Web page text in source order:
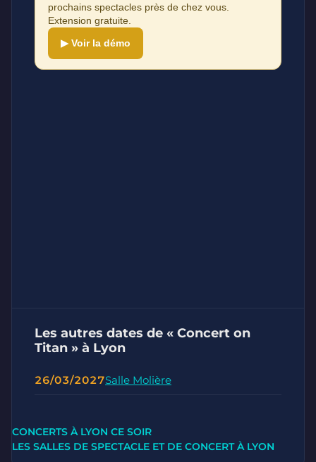
prochains spectacles près de chez vous.
Extension gratuite.
▶ Voir la démo
Les autres dates de « Concert on
Titan » à Lyon
26/03/2027Salle Molière
CONCERTS À LYON CE SOIR
LES SALLES DE SPECTACLE ET DE CONCERT À LYON